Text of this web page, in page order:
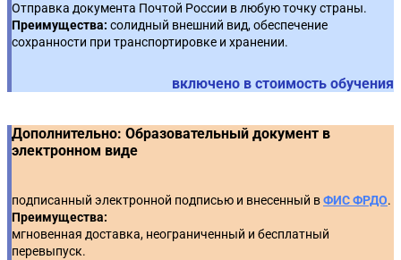
10 Коммуникации в проекте
Ресурсы проекта
13 Риски и качество
Применение современных информационных
технологий в архивном деле
6
Противодействие коррупции при осуществлении
закупок
Отправка документа Почтой России в любую точку страны.
Преимущества: солидный внешний вид, обеспечение
сохранности при транспортировке и хранении.
включено в стоимость обучения
Дополнительно: Образовательный документ в
электронном виде
подписанный электронной подписью и внесенный вФИС ФРДО.
Преимущества:
мгновенная доставка, неограниченный и бесплатный
перевыпуск.